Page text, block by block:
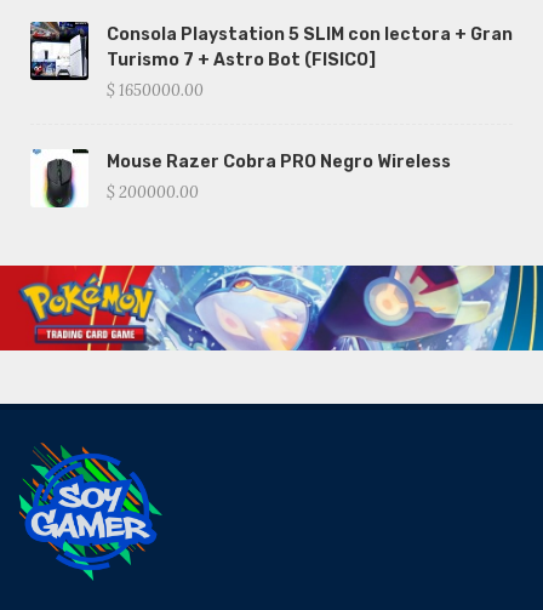
Consola Playstation 5 SLIM con lectora + Gran
Turismo 7 + Astro Bot (FISICO]
$ 1650000.00
Mouse Razer Cobra PRO Negro Wireless
$ 200000.00